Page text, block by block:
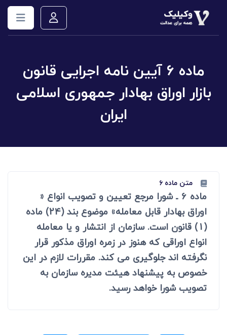
ماده ۶ آیین نامه اجرایی قانون
بازار اوراق بهادار جمهوری اسلامی
ایران
متن ماده ۶
ماده 6 ـ شورا مرجع تعیین و تصویب انواع «
اوراق بهادار قابل معامله» موضوع بند (24) ماده
(1) قانون است. سازمان از انتشار و یا معامله
انواع اوراقی که هنوز در زمره اوراق مذکور قرار
نگرفته اند جلوگیری می کند. مقررات لازم در این
خصوص به پیشنهاد هیئت مدیره سازمان به
تصویب شورا خواهد رسید.